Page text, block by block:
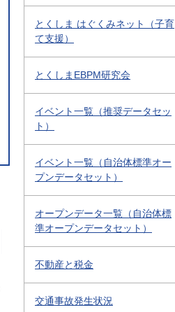
とくしま はぐくみネット（子育
て支援）
とくしまEBPM研究会
イベント一覧（推奨データセッ
ト）
イベント一覧（自治体標準オー
プンデータセット）
オープンデータ一覧（自治体標
準オープンデータセット）
不動産と税金
交通事故発生状況